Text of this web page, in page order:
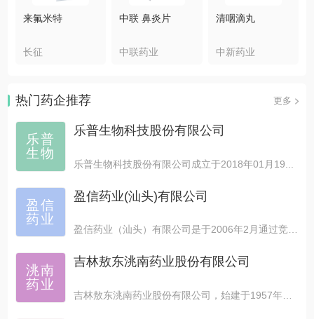
来氟米特
长征
中联 鼻炎片
中联药业
清咽滴丸
中新药业
热门药企推荐 更多
乐普
生物
乐普生物科技股份有限公司
乐普生物科技股份有限公司成立于2018年01月19...
盈信
药业
盈信药业(汕头)有限公司
盈信药业（汕头）有限公司是于2006年2月通过竞拍购买...
洮南
药业
吉林敖东洮南药业股份有限公司
吉林敖东洮南药业股份有限公司，始建于1957年，具有四...